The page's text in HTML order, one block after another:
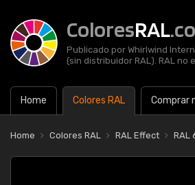
ColoresRAL
Publicado por Whirlwind
(sin distribuidor RAL). RAL
Home Colores RAL Comprar
Home Colores RAL RAL Effect RAL